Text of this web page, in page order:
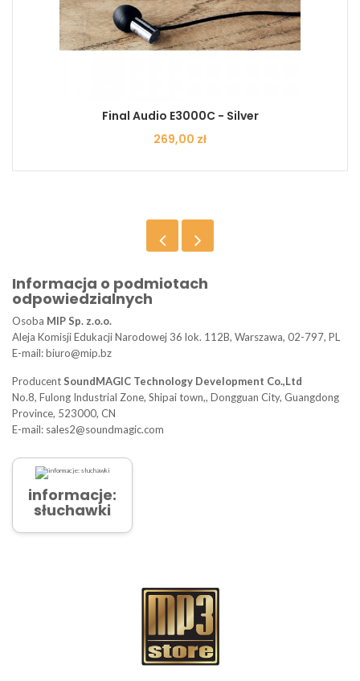
Final Audio E3000C - Silver
Cena
269,00 zł
Informacja o podmiotach
odpowiedzialnych
Osoba MIP Sp. z.o.o.
Aleja Komisji Edukacji Narodowej 36 lok. 112B, Warszawa, 02-797, PL
E-mail: biuro@mip.bz
ProducentSoundMAGIC Technology Development Co.,Ltd
No.8, Fulong Industrial Zone, Shipai town,, Dongguan City, Guangdong
Province, 523000, CN
E-mail: sales2@soundmagic.com
informacje:
słuchawki